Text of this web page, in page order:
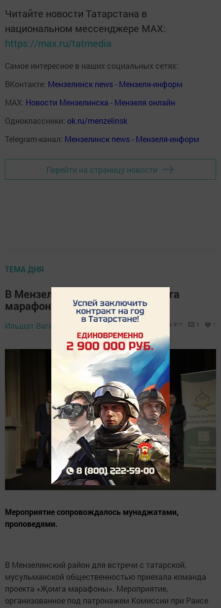
Читайте новости Татарстана в
национальном мессенджере MАХ:
https://max.ru/tatmedia
Самое интересное в наших социальных сетях:
ВКонтакте: Мензелинск news - Мензеля-информ
MAX: Новости Мензелинска - Мензеля онлайн
Одноклассники: ok.ru/menzelinsk
Telegram-канал: Мензелинск news - Мензеля-информ
Перейти на страницу новости
ТЕМА ДНЯ
В Мензелинске состоялся «Җомга
марафоны»
Ильшат Вагизов, 29 января 2025 - 16:19 617 0 1
Мероприятие сопровождалось мунаджатами,
проповедями.
В Мензелинский район для встречи с татарской,
мусульманской общественностью приехала команда
проекта «Җомга марафоны». Мероприятие,
организованное под патронажем Комиссии при Раисе